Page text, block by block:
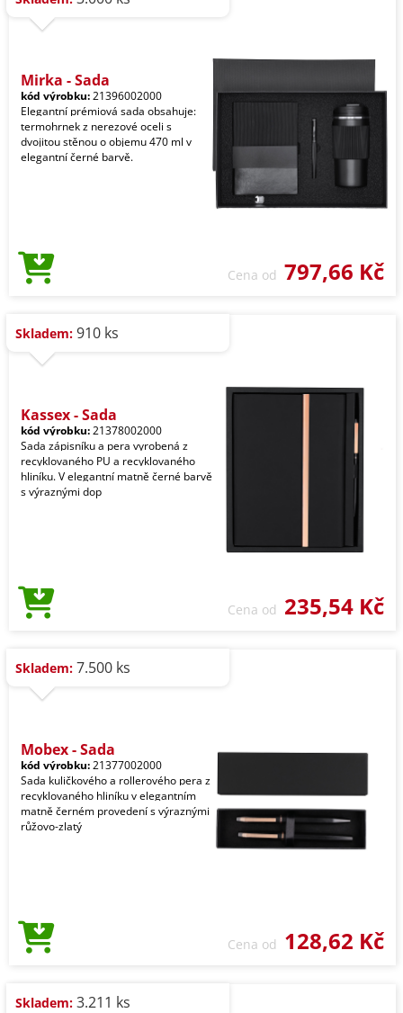
Mirka - Sada
kód výrobku:21396002000
Elegantní prémiová sada obsahuje:
termohrnek z nerezové oceli s
dvojitou stěnou o objemu 470 ml v
elegantní černé barvě.
Cena od 797,66 Kč
Skladem: 910 ks
Kassex - Sada
kód výrobku:21378002000
Sada zápisníku a pera vyrobená z
recyklovaného PU a recyklovaného
hliníku. V elegantní matně černé barvě
s výraznými dop
Cena od 235,54 Kč
Skladem: 7.500 ks
Mobex - Sada
kód výrobku:21377002000
Sada kuličkového a rollerového pera z
recyklovaného hliníku v elegantním
matně černém provedení s výraznými
růžovo-zlatý
Cena od 128,62 Kč
Skladem: 3.211 ks